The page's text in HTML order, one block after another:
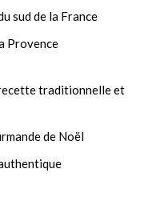
sud de la France
Provence
traditionnelle et
de Noël